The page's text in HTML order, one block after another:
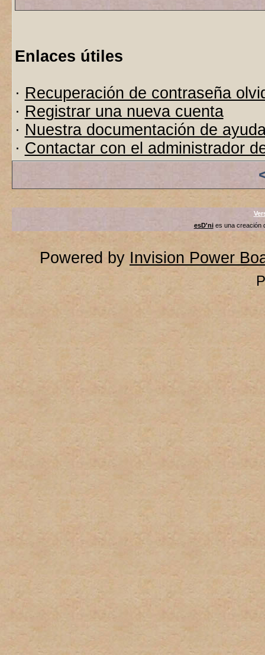
Enlaces útiles
· Recuperación de contraseña
· Registrar una nueva cuenta
· Nuestra documentación de
· Contactar con el administrador
esD'nies una creación
Powered by Invision Power